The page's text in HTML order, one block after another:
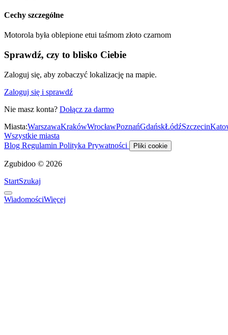
Cechy szczególne
Motorola była oblepione etui taśmom złoto czarnom
Sprawdź, czy to blisko Ciebie
Zaloguj się, aby zobaczyć lokalizację na mapie.
Zaloguj się i sprawdź
Nie masz konta? Dołącz za darmo
Miasta:WarszawaKrakówWrocławPoznańGdańskŁódźSzczecin
Wszystkie miasta
Blog Regulamin Polityka Prywatności Pliki cookie
Zgubidoo © 2026
StartSzukaj
WiadomościWięcej